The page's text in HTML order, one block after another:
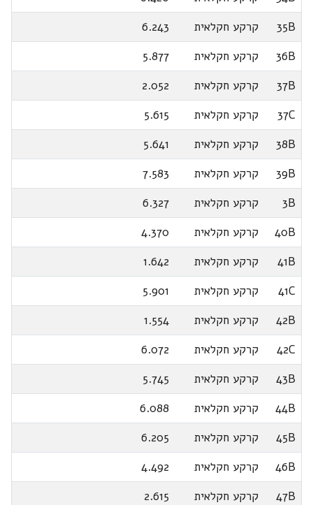
35B
קרקע חקלאית
6.243
36B
קרקע חקלאית
5.877
37B
קרקע חקלאית
2.052
37C
קרקע חקלאית
5.615
38B
קרקע חקלאית
5.641
39B
קרקע חקלאית
7.583
3B
קרקע חקלאית
6.327
40B
קרקע חקלאית
4.370
41B
קרקע חקלאית
1.642
41C
קרקע חקלאית
5.901
42B
קרקע חקלאית
1.554
42C
קרקע חקלאית
6.072
43B
קרקע חקלאית
5.745
44B
קרקע חקלאית
6.088
45B
קרקע חקלאית
6.205
46B
קרקע חקלאית
4.492
47B
קרקע חקלאית
2.615